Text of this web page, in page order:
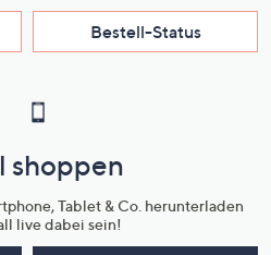
Bestell-Status
shoppen
Tablet & Co. herunterladen
live dabei sein!